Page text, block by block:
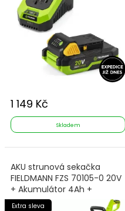
1 149 Kč
Skladem
AKU strunová sekačka
FIELDMANN FZS 70105-0 20V
+ Akumulátor 4Ah +
Nabíječka
Extra sleva